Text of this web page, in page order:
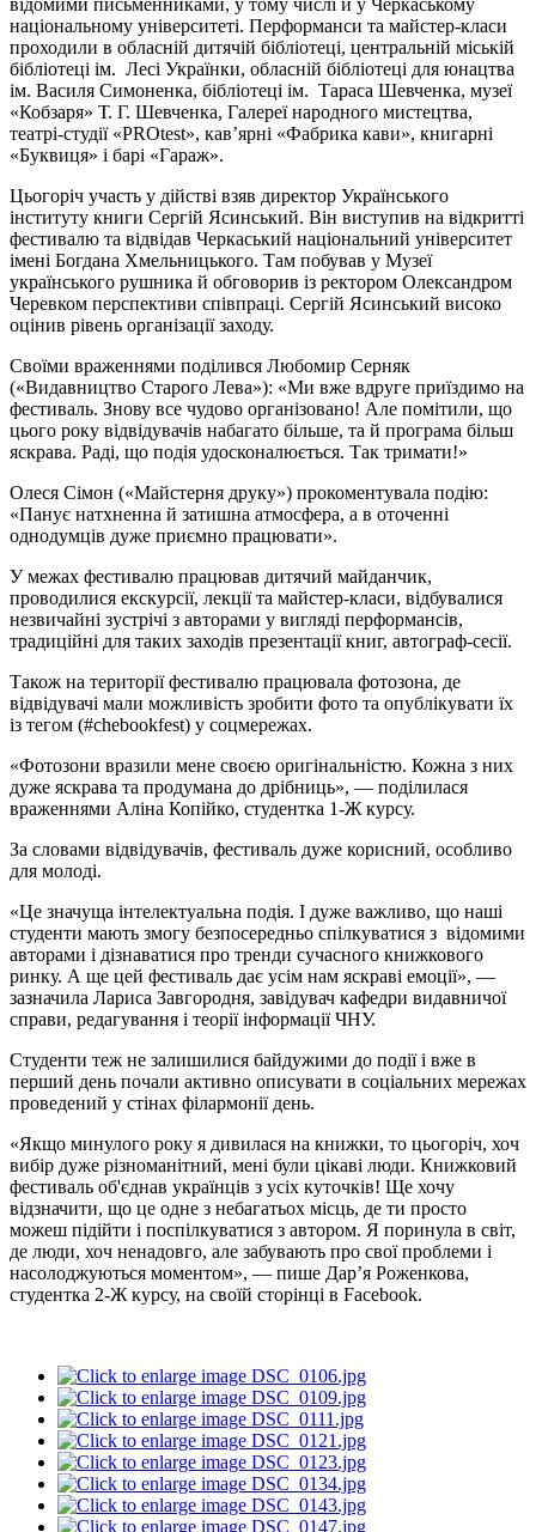
національному університеті. Перформанси та майстер-класи
проходили в обласній дитячій бібліотеці, центральній міській
бібліотеці ім. Лесі Українки, обласній бібліотеці для юнацтва
ім. Василя Симоненка, бібліотеці ім. Тараса Шевченка, музеї
«Кобзаря» Т. Г. Шевченка, Галереї народного мистецтва,
театрі-студії «PROtest», кав’ярні «Фабрика кави», книгарні
«Буквиця» і барі «Гараж».
Цьогоріч участь у дійстві взяв директор Українського
інституту книги Сергій Ясинський. Він виступив на відкритті
фестивалю та відвідав Черкаський національний університет
імені Богдана Хмельницького. Там побував у Музеї
українського рушника й обговорив із ректором Олександром
Черевком перспективи співпраці. Сергій Ясинський високо
оцінив рівень організації заходу.
Своїми враженнями поділився Любомир Серняк
(«Видавництво Старого Лева»): «Ми вже вдруге приїздимо на
фестиваль. Знову все чудово організовано! Але помітили, що
цього року відвідувачів набагато більше, та й програма більш
яскрава. Раді, що подія удосконалюється. Так тримати!»
Олеся Сімон («Майстерня друку») прокоментувала подію:
«Панує натхненна й затишна атмосфера, а в оточенні
однодумців дуже приємно працювати».
У межах фестивалю працював дитячий майданчик,
проводилися екскурсії, лекції та майстер-класи, відбувалися
незвичайні зустрічі з авторами у вигляді перформансів,
традиційні для таких заходів презентації книг, автограф-сесії.
Також на території фестивалю працювала фотозона, де
відвідувачі мали можливість зробити фото та опублікувати їх
із тегом (#chebookfest) у соцмережах.
«Фотозони вразили мене своєю оригінальністю. Кожна з них
дуже яскрава та продумана до дрібниць», — поділилася
враженнями Аліна Копійко, студентка 1-Ж курсу.
За словами відвідувачів, фестиваль дуже корисний, особливо
для молоді.
«Це значуща інтелектуальна подія. І дуже важливо, що наші
студенти мають змогу безпосередньо спілкуватися з відомими
авторами і дізнаватися про тренди сучасного книжкового
ринку. А ще цей фестиваль дає усім нам яскраві емоції», —
зазначила Лариса Завгородня, завідувач кафедри видавничої
справи, редагування і теорії інформації ЧНУ.
Студенти теж не залишилися байдужими до події і вже в
перший день почали активно описувати в соціальних мережах
проведений у стінах філармонії день.
«Якщо минулого року я дивилася на книжки, то цьогоріч, хоч
вибір дуже різноманітний, мені були цікаві люди. Книжковий
фестиваль об'єднав українців з усіх куточків! Ще хочу
відзначити, що це одне з небагатьох місць, де ти просто
можеш підійти і поспілкуватися з автором. Я поринула в світ,
де люди, хоч ненадовго, але забувають про свої проблеми і
насолоджуються моментом», — пише Дар’я Роженкова,
студентка 2-Ж курсу, на своїй сторінці в Facebook.